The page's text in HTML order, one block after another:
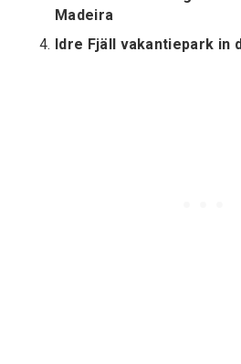
Madeira
Idre Fjäll vakantiepark in